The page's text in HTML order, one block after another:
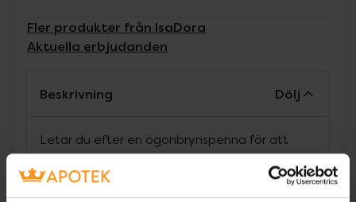
Fler produkter från IsaDora
Aktuella erbjudanden
Beskrivning Dölj
Letar du efter en ögonbrynspenna för att
fylla, fixera och forma dina ögonbryn, som
håller hela dagen och har en naturlig formula?
Då har du kommit rätt. Vi har vad du behöver!